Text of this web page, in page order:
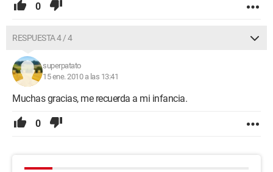
0
RESPUESTA 4 / 4
superpatato
15 ene. 2010 a las 13:41
Muchas gracias, me recuerda a mi infancia.
0